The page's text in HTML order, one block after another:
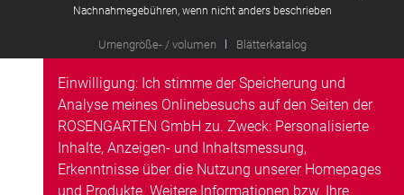
Nachnahmegebühren, wenn nicht anders beschrieben
Urnengröße- / volumen Blätterkatalog
Einwilligung: Ich stimme der Speicherung und
Analyse meines Onlinebesuchs auf den Seiten der
ROSENGARTEN GmbH zu. Zweck: Personalisierte
Inhalte, Anzeigen- und Inhaltsmessung,
Erkenntnisse über die Nutzung unserer Homepages
und Produkte. Weitere Informationen bzw. Ihre